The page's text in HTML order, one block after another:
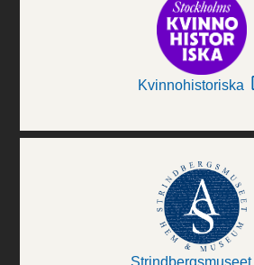
Kvinnohistoriska
Strindbergsmuseet